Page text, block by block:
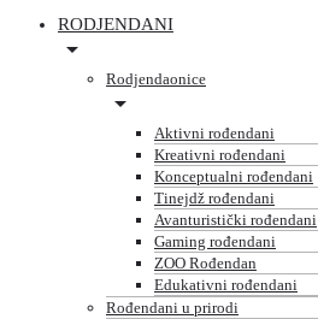
RODJENDANI
Rodjendaonice
Aktivni rođendani
Kreativni rođendani
Konceptualni rođendani
Tinejdž rođendani
Avanturistički rođendani
Gaming rođendani
ZOO Rođendan
Edukativni rođendani
Rođendani u prirodi